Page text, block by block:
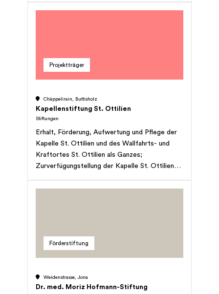
und als gemeinnützig anerkannt. Zudem tragen
Projektträger
Chäppelirain, Buttisholz
Kapellenstiftung St. Ottilien
Stiftungen
Erhalt, Förderung, Aufwertung und Pflege der
Kapelle St. Ottilien und des Wallfahrts- und
Kraftortes St. Ottilien als Ganzes;
Zurverfügungstellung der Kapelle St. Ottilien
ökumenische Gottesdienste, Andachten,
Ottilien bestimmt; im Pilgerstübli wird eine
Bebauung, Belastung, Miete und Vermietung
von Grundstücken.
Förderstiftung
Weidenstrasse, Jona
Dr. med. Moriz Hofmann-Stiftung